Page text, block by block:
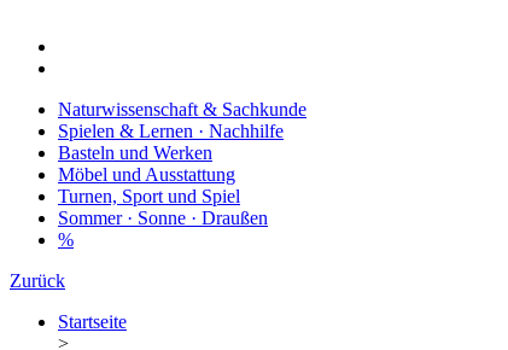
Naturwissenschaft & Sachkunde
Spielen & Lernen · Nachhilfe
Basteln und Werken
Möbel und Ausstattung
Turnen, Sport und Spiel
Sommer · Sonne · Draußen
%
Zurück
Startseite
>